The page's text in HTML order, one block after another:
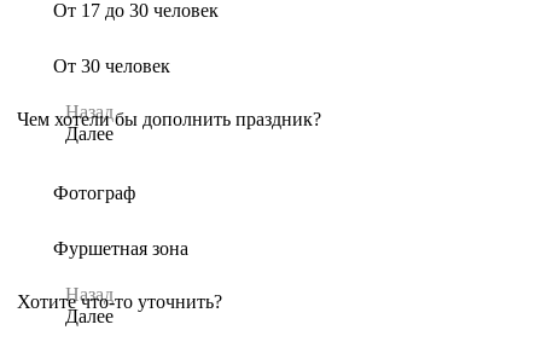
От 17 до 30 человек
От 30 человек
Назад
Далее
Чем хотели бы дополнить праздник?
Фотограф
Фуршетная зона
Назад
Далее
Хотите что-то уточнить?